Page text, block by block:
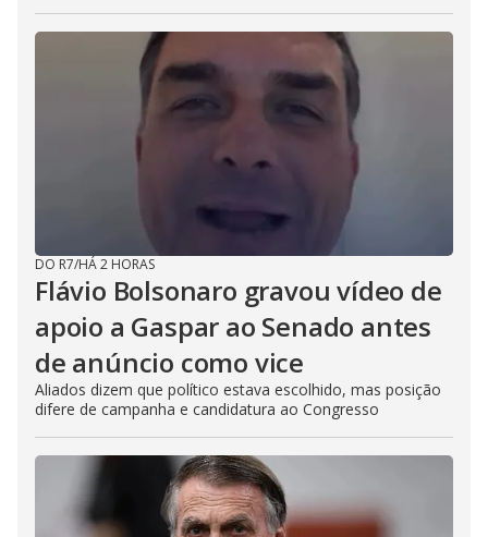
DO R7/HÁ 2 HORAS
Flávio Bolsonaro gravou vídeo de
apoio a Gaspar ao Senado antes
de anúncio como vice
Aliados dizem que político estava escolhido, mas posição
difere de campanha e candidatura ao Congresso